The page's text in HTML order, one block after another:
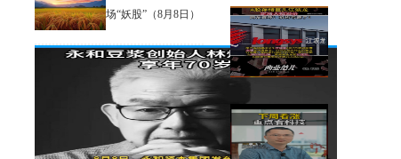
场“妖股”（8月8日）
A股存储巨头江波龙定增大幅溢
价，网友直呼：机构亏麻了！
下周大盘分析和交易策略！